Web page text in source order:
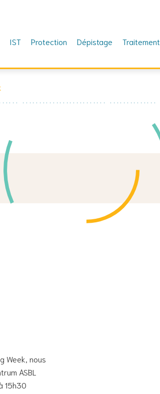
IST Protection Dépistage Traitement
Week, nous
ASBL
15h30